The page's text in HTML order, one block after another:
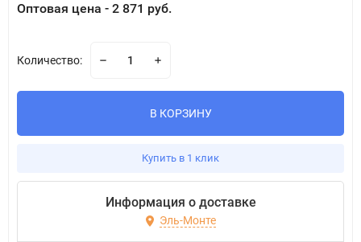
Оптовая цена - 2 871 руб.
Количество:
В КОРЗИНУ
Купить в 1 клик
Информация о доставке
Эль-Монте